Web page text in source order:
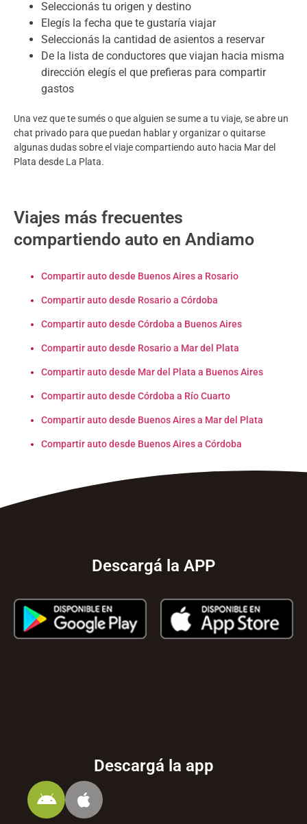
Seleccionás tu origen y destino
Elegís la fecha que te gustaría viajar
Seleccionás la cantidad de asientos a reservar
De la lista de conductores que viajan hacia misma
dirección elegís el que prefieras para compartir
gastos
Una vez que te sumés o que alguien se sume a tu viaje, se abre un
chat privado para que puedan hablar y organizar o quitarse
algunas dudas sobre el viaje compartiendo auto hacia Mar del
Plata desde La Plata.
Viajes más frecuentes
compartiendo auto en Andiamo
Compartir auto desde Buenos Aires a Rosario
Compartir auto desde Rosario a Córdoba
Compartir auto desde Córdoba a Buenos Aires
Compartir auto desde Rosario a Mar del Plata
Compartir auto desde Mar del Plata a Buenos Aires
Compartir auto desde Córdoba a Río Cuarto
Compartir auto desde Buenos Aires a Mar del Plata
Compartir auto desde Buenos Aires a Córdoba
Descargá la APP
Descargá la app